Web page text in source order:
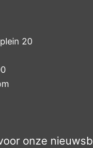
20
onze